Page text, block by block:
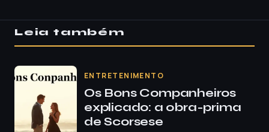
Leia também
ENTRETENIMENTO
Os Bons Companheiros
explicado: a obra-prima
de Scorsese